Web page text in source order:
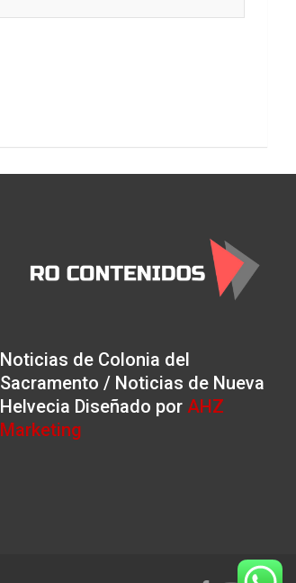
Noticias de Colonia del
Sacramento / Noticias de Nueva
Helvecia Diseñado por AHZ
Marketing